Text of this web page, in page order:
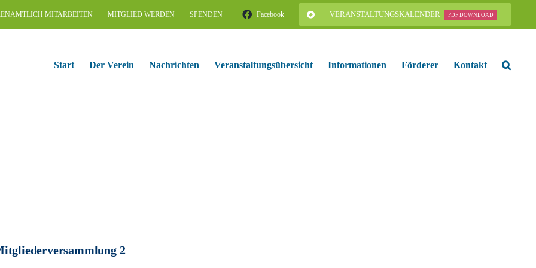
MITARBEITEN MITGLIED WERDEN SPENDEN Facebook VERANSTALTUNGSKALENDER PDF DOWNLOAD
Start Der Verein Nachrichten Veranstaltungsübersicht Informationen Förderer Kontakt
2